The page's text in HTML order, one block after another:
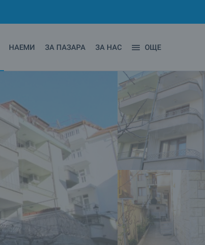
НАЕМИ ЗА ПАЗАРА ЗА НАС ОЩЕ